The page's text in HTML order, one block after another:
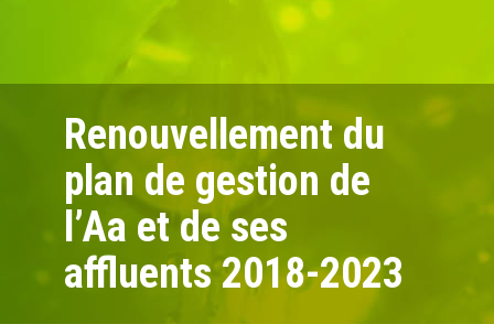
Renouvellement du
plan de gestion de
l’Aa et de ses
affluents 2018-2023